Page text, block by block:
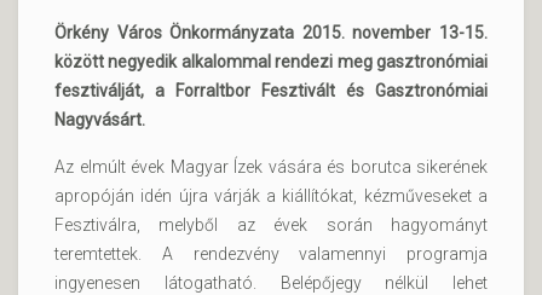
Örkény Város Önkormányzata 2015. november 13-15.
között negyedik alkalommal rendezi meg gasztronómiai
fesztiválját, a Forraltbor Fesztivált és Gasztronómiai
Nagyvásárt.
Az elmúlt évek Magyar Ízek vására és borutca sikerének
apropóján idén újra várják a kiállítókat, kézműveseket a
Fesztiválra, melyből az évek során hagyományt
teremtettek. A rendezvény valamennyi programja
ingyenesen látogatható. Belépőjegy nélkül lehet